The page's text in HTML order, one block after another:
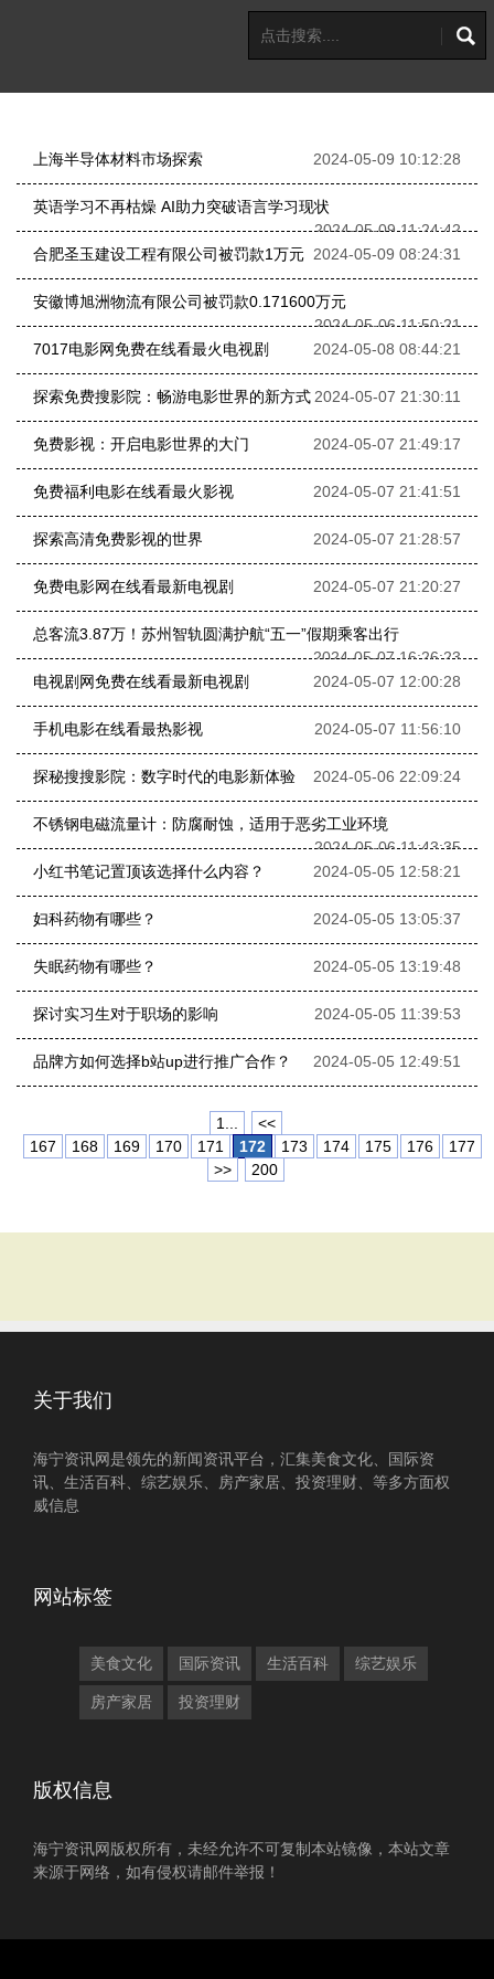
上海半导体材料市场探索 2024-05-09 10:12:28
英语学习不再枯燥 AI助力突破语言学习现状
2024-05-09 11:24:42
合肥圣玉建设工程有限公司被罚款1万元 2024-05-09 08:24:31
安徽博旭洲物流有限公司被罚款0.171600万元
2024-05-06 11:50:21
7017电影网免费在线看最火电视剧
2024-05-08 08:44:21
探索免费搜影院：畅游电影世界的新方式 2024-05-07 21:30:11
免费影视：开启电影世界的大门 2024-05-07 21:49:17
免费福利电影在线看最火影视 2024-05-07 21:41:51
探索高清免费影视的世界 2024-05-07 21:28:57
免费电影网在线看最新电视剧 2024-05-07 21:20:27
总客流3.87万！苏州智轨圆满护航“五一”假期乘客出行
2024-05-07 16:26:23
电视剧网免费在线看最新电视剧
2024-05-07 12:00:28
手机电影在线看最热影视 2024-05-07 11:56:10
探秘搜搜影院：数字时代的电影新体验 2024-05-06 22:09:24
不锈钢电磁流量计：防腐耐蚀，适用于恶劣工业环境
2024-05-06 11:43:35
小红书笔记置顶该选择什么内容？
2024-05-05 12:58:21
妇科药物有哪些？ 2024-05-05 13:05:37
失眠药物有哪些？ 2024-05-05 13:19:48
探讨实习生对于职场的影响 2024-05-05 11:39:53
品牌方如何选择b站up进行推广合作？ 2024-05-05 12:49:51
1...
<<
167
168 169 170 171 172 173 174 175 176
177
>>
200
关于我们
海宁资讯网是领先的新闻资讯平台，汇集美食文化、国际资
讯、生活百科、综艺娱乐、房产家居、投资理财、等多方面权
威信息
网站标签
美食文化 国际资讯 生活百科 综艺娱乐
房产家居 投资理财
版权信息
海宁资讯网版权所有，未经允许不可复制本站镜像，本站文章
来源于网络，如有侵权请邮件举报！